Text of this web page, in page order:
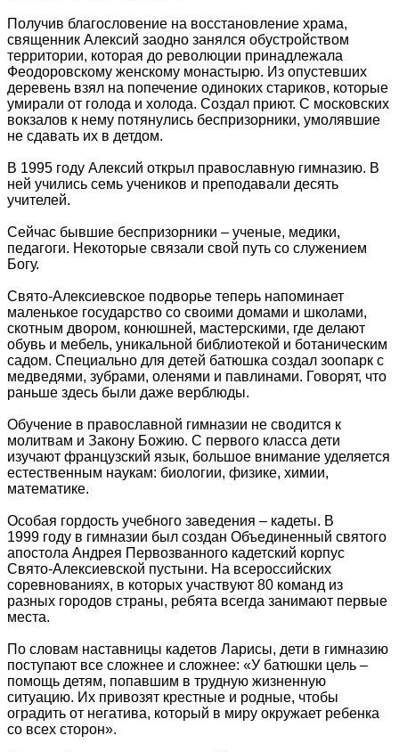
Получив благословение на восстановление храма,
священник Алексий заодно занялся обустройством
территории, которая до революции принадлежала
Феодоровскому женскому монастырю. Из опустевших
деревень взял на попечение одиноких стариков, которые
умирали от голода и холода. Создал приют. С московских
вокзалов к нему потянулись беспризорники, умолявшие
не сдавать их в детдом.
В 1995 году Алексий открыл православную гимназию. В
ней учились семь учеников и преподавали десять
учителей.
Сейчас бывшие беспризорники – ученые, медики,
педагоги. Некоторые связали свой путь со служением
Богу.
Свято-Алексиевское подворье теперь напоминает
маленькое государство со своими домами и школами,
скотным двором, конюшней, мастерскими, где делают
обувь и мебель, уникальной библиотекой и ботаническим
садом. Специально для детей батюшка создал зоопарк с
медведями, зубрами, оленями и павлинами. Говорят, что
раньше здесь были даже верблюды.
Обучение в православной гимназии не сводится к
молитвам и Закону Божию. С первого класса дети
изучают французский язык, большое внимание уделяется
естественным наукам: биологии, физике, химии,
математике.
Особая гордость учебного заведения – кадеты. В
1999 году в гимназии был создан Объединенный святого
апостола Андрея Первозванного кадетский корпус
Свято-Алексиевской пустыни. На всероссийских
соревнованиях, в которых участвуют 80 команд из
разных городов страны, ребята всегда занимают первые
места.
По словам наставницы кадетов Ларисы, дети в гимназию
поступают все сложнее и сложнее: «У батюшки цель –
помощь детям, попавшим в трудную жизненную
ситуацию. Их привозят крестные и родные, чтобы
оградить от негатива, который в миру окружает ребенка
со всех сторон».